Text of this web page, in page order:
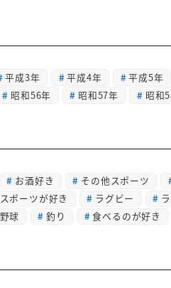
平成3年 平成4年 平成5年
昭和56年 昭和57年 昭和
お酒好き その他スポーツ
スポーツが好き ラグビー
野球 釣り 食べるのが好き